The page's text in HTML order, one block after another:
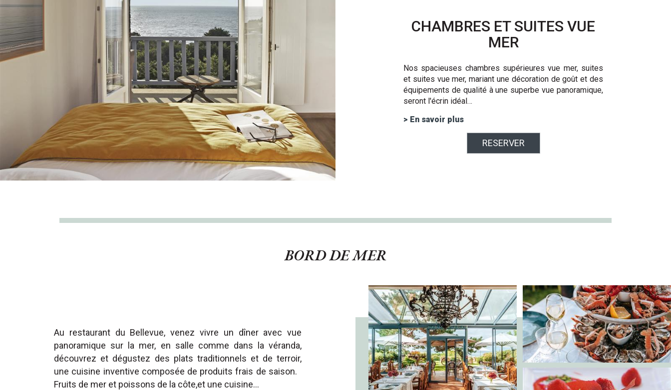
CHAMBRES ET SUITES VUE
MER
Nos spacieuses chambres supérieures vue mer, suites
et suites vue mer, mariant une décoration de goût et des
équipements de qualité à une superbe vue panoramique,
seront l'écrin idéal…
> En savoir plus
RESERVER
BORD DE MER
Au restaurant du Bellevue, venez vivre un dîner avec vue
panoramique sur la mer, en salle comme dans la véranda,
découvrez et dégustez des plats traditionnels et de terroir,
une cuisine inventive composée de produits frais de saison.
Fruits de mer et poissons de la côte,et une cuisine…